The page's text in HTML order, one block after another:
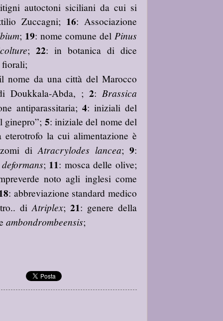
autoctoni siciliani da cui si
Zuccagni; 16: Associazione
; 19: nome comune del Pinus
; 22: in botanica di dice
fiorali;
nome da una città del Marocco
Doukkala-Abda, ; 2: Brassica
antiparassitaria; 4: iniziali del
ginepro”; 5: iniziale del nome del
eterotrofo la cui alimentazione è
di Atracrylodes lancea; 9:
; 11: mosca delle olive;
noto agli inglesi come
: abbreviazione standard medico
di Atriplex; 21: genere della
ambondrombeensis;